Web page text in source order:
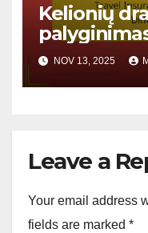
Kelionių
kelionės
NOV 13, 2025
Leave a
Your email address
fields are marked *